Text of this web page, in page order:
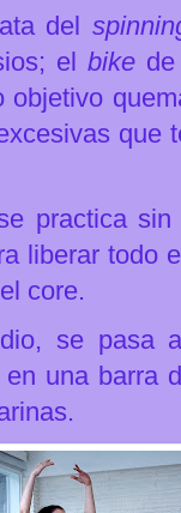
del
el bike
objetivo
que
practica
liberar todo
core.
se pasa
en una barra